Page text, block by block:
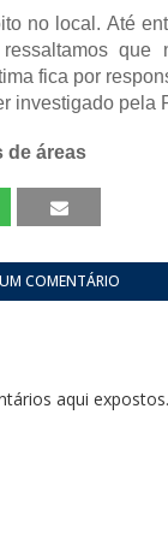
no local. Até
fica por
investigado pela
de áreas
COMENTÁRIO
aqui expostos.